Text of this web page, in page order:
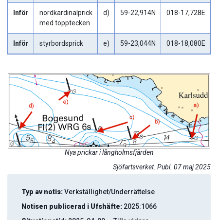
Inför
nordkardinalprick
med topptecken
d) 59-22,914N 018-17,728E
Inför styrbordsprick e) 59-23,044N 018-18,080E
Nya prickar i långholmsfjärden
Sjöfartsverket. Publ. 07 maj 2025
Typ av notis:Verkställighet/Underrättelse
Notisen publicerad i Ufshäfte: 2025:1066